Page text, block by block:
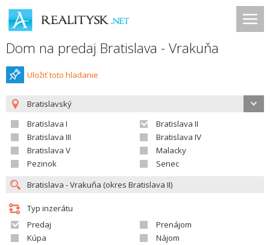
Dom na predaj Bratislava - Vrakuňa
Uložiť toto hladanie
Bratislavský
Bratislava I
Bratislava II
Bratislava III
Bratislava IV
Bratislava V
Malacky
Pezinok
Senec
Typ inzerátu
Predaj
Prenájom
Kúpa
Nájom